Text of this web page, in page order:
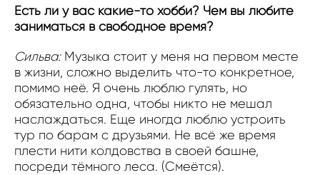
Есть ли у вас какие-то хобби? Чем вы любите
заниматься в свободное время?
Сильва: Музыка стоит у меня на первом месте
в жизни, сложно выделить что-то конкретное,
помимо неё. Я очень люблю гулять, но
обязательно одна, чтобы никто не мешал
наслаждаться. Еще иногда люблю устроить
тур по барам с друзьями. Не всё же время
плести нити колдовства в своей башне,
посреди тёмного леса. (Смеётся).